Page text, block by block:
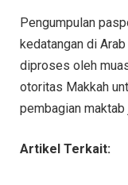
Pengumpulan
kedatangan di
diproses oleh
otoritas Makkah
pembagian maktab
Artikel Terkait: